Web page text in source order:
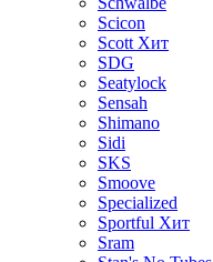
Scicon
Scott Хит
SDG
Seatylock
Sensah
Shimano
Sidi
SKS
Smoove
Specialized
Sportful Хит
Sram